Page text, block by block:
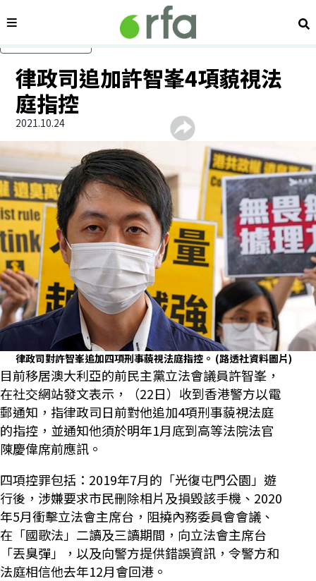
內容分類 搜
律政司追加許智峯4項藐視法
庭指控
2021.10.24
律政司對許智峯追加四項刑事藐視法庭指控。 (路透社資料圖片)
目前移居澳大利亞的前民主黨立法會議員許智峯，
在社交網站發文表示，（22日）收到香港警方以電
郵通知，指律政司日前對他追加4項刑事藐視法庭
的指控，並通知他須於明年1月底到高等法院法官
陳慶偉席前應訊。
四項控罪包括：2019年7月的「光復屯門公園」遊
行後，涉嫌要求市民刪除相片及損毀該手機、2020
年5月衝擊立法會主席台，阻撓內務委員會會議、
在「國歌法」二讀及三讀期間，向立法會主席台
「丟臭彈」，以及向警方提供錯誤資訊，令警方和
法庭相信他去年12月會回港。